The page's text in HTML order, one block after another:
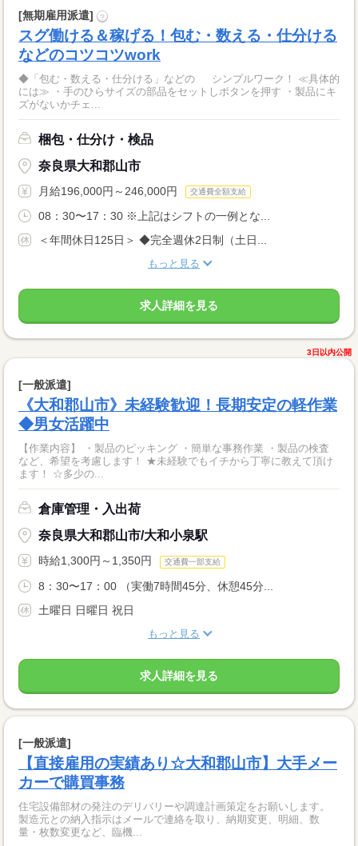
[無期雇用派遣] ?
スグ働ける＆稼げる！包む・数える・仕分ける
などのコツコツwork
◆「包む・数える・仕分ける」などの シンプルワーク！ ≪具体的
には≫ ・手のひらサイズの部品をセットしボタンを押す ・製品にキ
ズがないかチェ...
梱包・仕分け・検品
奈良県大和郡山市
月給196,000円～246,000円 交通費全額支給
08：30〜17：30 ※上記はシフトの一例とな...
＜年間休日125日＞ ◆完全週休2日制（土日...
もっと見る
求人詳細を見る
3日以内公開
[一般派遣]
《大和郡山市》未経験歓迎！長期安定の軽作業
◆男女活躍中
【作業内容】 ・製品のピッキング ・簡単な事務作業 ・製品の検査
など、希望を考慮します！ ★未経験でもイチから丁寧に教えて頂け
ます！ ☆多少の...
倉庫管理・入出荷
奈良県大和郡山市/大和小泉駅
時給1,300円～1,350円 交通費一部支給
8：30〜17：00 （実働7時間45分、休憩45分...
土曜日 日曜日 祝日
もっと見る
求人詳細を見る
[一般派遣]
【直接雇用の実績あり☆大和郡山市】大手メー
カーで購買事務
住宅設備部材の発注のデリバリーや調達計画策定をお願いします。
製造元との納入指示はメールで連絡を取り、納期変更、明細、数
量・枚数変更など、臨機...